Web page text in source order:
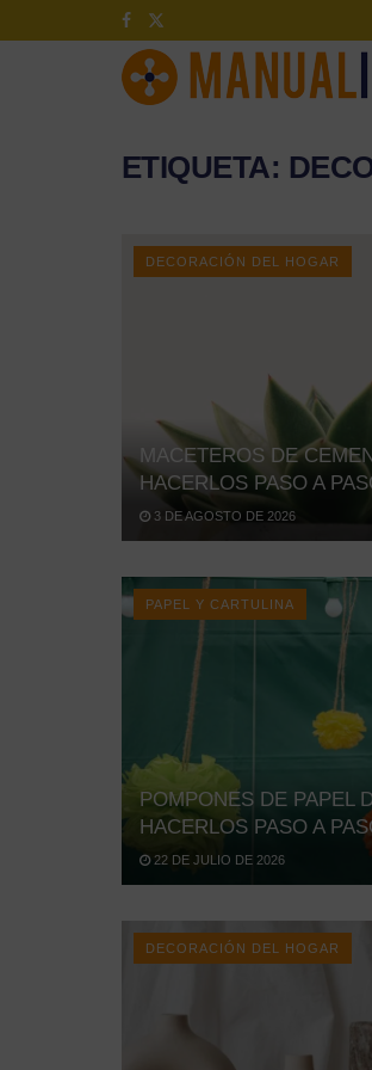
ETIQUETA:
DECORACIÓN DEL HOGAR
MACETEROS DE
HACERLOS PASO A
3 DE AGOSTO DE 2026
PAPEL Y CARTULINA
POMPONES DE PAPEL
HACERLOS PASO A
22 DE JULIO DE 2026
DECORACIÓN DEL HOGAR